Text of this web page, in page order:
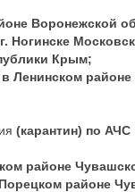
Воронежской
Ногинске
Крым;
Ленинском
(карантин) по АЧС
районе
районе